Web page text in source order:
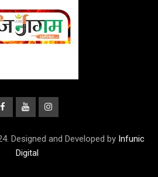
Designed and Developed by Infunic
Digital